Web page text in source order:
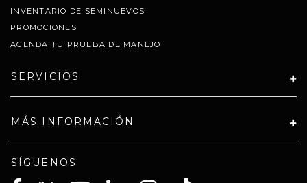
INVENTARIO DE SEMINUEVOS
PROMOCIONES
AGENDA TU PRUEBA DE MANEJO
SERVICIOS
MÁS INFORMACIÓN
SÍGUENOS